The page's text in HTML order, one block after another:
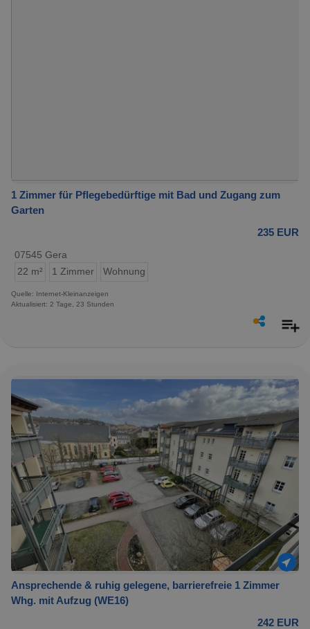
1 Zimmer für Pflegebedürftige mit Bad und Zugang zum
Garten
235 EUR
07545 Gera
22 m²
1 Zimmer Wohnung
Quelle: Internet-Kleinanzeigen
Aktualisiert: 2 Tage, 23 Stunden
Ansprechende & ruhig gelegene, barrierefreie 1 Zimmer
Whg. mit Aufzug (WE16)
242 EUR